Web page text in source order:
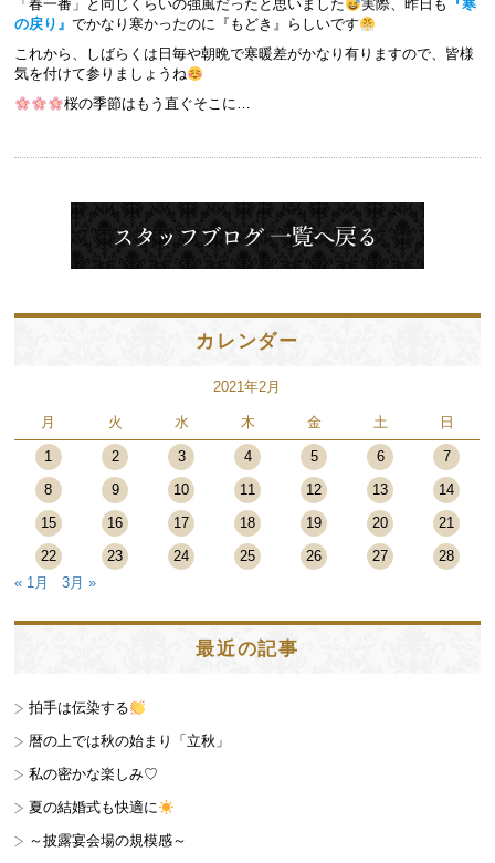
「春一番」と同じくらいの強風だったと思いました
実際、昨日も
『寒
の戻り』でかなり寒かったのに『もどき』らしいです
これから、しばらくは日毎や朝晩で寒暖差がかなり有りますので、皆様
気を付けて参りましょうね
桜の季節はもう直ぐそこに…
カレンダー
2021年2月
月 火 水 木 金 土 日
1 2 3 4 5 6
7
8
9 10 11 12 13
14
15
16 17 18 19 20
21
22
23 24 25 26 27
28
« 1月
3月 »
最近の記事
拍手は伝染する
暦の上では秋の始まり「立秋」
私の密かな楽しみ♡
夏の結婚式も快適に
～披露宴会場の規模感～